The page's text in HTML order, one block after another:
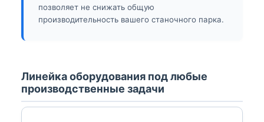
позволяет не снижать общую
производительность вашего станочного парка.
Линейка оборудования под любые
производственные задачи